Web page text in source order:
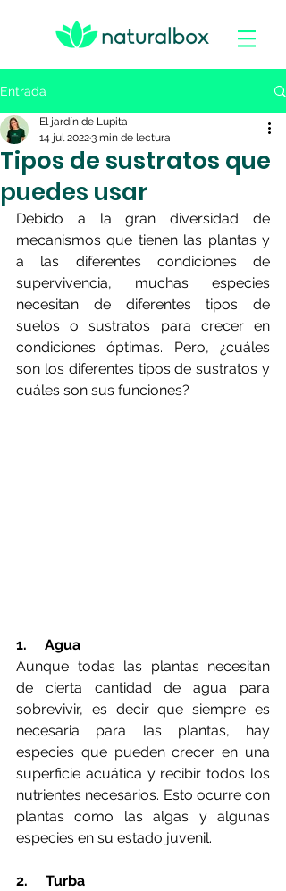
Entrada
Tipos de sustratos que
puedes usar
El jardín de Lupita
14 jul 20223 min de lectura
Debido a la gran diversidad de
mecanismos que tienen las plantas y
a las diferentes condiciones de
supervivencia, muchas especies
necesitan de diferentes tipos de
suelos o sustratos para crecer en
condiciones óptimas. Pero, ¿cuáles
son los diferentes tipos de sustratos y
cuáles son sus funciones?
1.     Agua
Aunque todas las plantas necesitan
de cierta cantidad de agua para
sobrevivir, es decir que siempre es
necesaria para las plantas, hay
especies que pueden crecer en una
superficie acuática y recibir todos los
nutrientes necesarios. Esto ocurre con
plantas como las algas y algunas
especies en su estado juvenil.
2.     Turba